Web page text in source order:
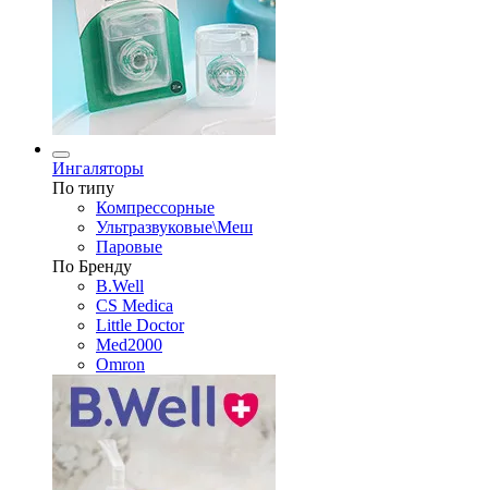
Ингаляторы
По типу
Компрессорные
Ультразвуковые\Меш
Паровые
По Бренду
B.Well
CS Medica
Little Doctor
Med2000
Omron